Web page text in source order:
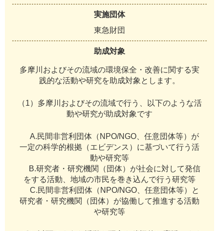
実施団体
東急財団
助成対象
多摩川およびその流域の環境保全・改善に関する実
践的な活動や研究を助成対象とします。
（1） 多摩川およびその流域で行う、以下のような活
動や研究が助成対象です
A.民間非営利団体（NPO/NGO、任意団体等）が
一定の科学的根拠（エビデンス）に基づいて行う活
動や研究等
B.研究者・研究機関（団体）が社会に対して発信
をする活動、地域の市民を巻き込んで行う研究等
C.民間非営利団体（NPO/NGO、任意団体等）と
研究者・研究機関（団体）が協働して推進する活動
や研究等